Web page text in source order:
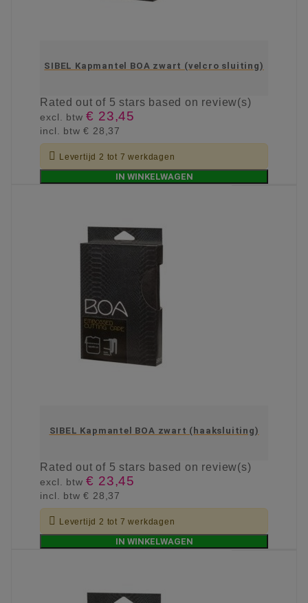
SIBEL Kapmantel BOA zwart (velcro sluiting)
Ratedout of 5 stars based on review(s)
excl. btw€ 23,45
incl. btw€ 28,37
 Levertijd 2 tot 7 werkdagen
IN WINKELWAGEN
SIBEL Kapmantel BOA zwart (haaksluiting)
Ratedout of 5 stars based on review(s)
excl. btw€ 23,45
incl. btw€ 28,37
 Levertijd 2 tot 7 werkdagen
IN WINKELWAGEN